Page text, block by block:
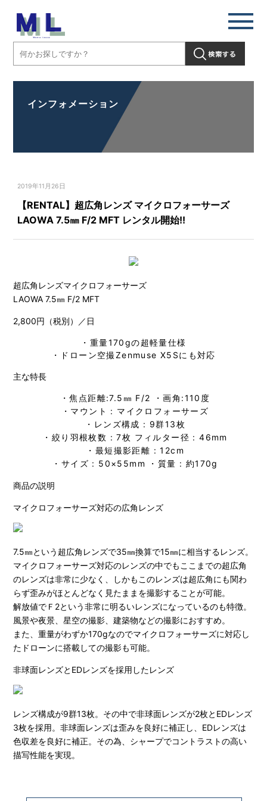
インフォメーション
2019年11月26日
【RENTAL】超広角レンズ マイクロフォーサーズ
LAOWA 7.5㎜ F/2 MFT レンタル開始!!
超広角レンズマイクロフォーサーズ
LAOWA 7.5㎜ F/2 MFT
2,800円（税別）／日
・重量170gの超軽量仕様
・ドローン空撮Zenmuse X5Sにも対応
主な特長
・焦点距離:7.5㎜ F/2 ・画角:110度
・マウント : マイクロフォーサーズ
・レンズ構成 : 9群13枚
・絞り羽根枚数 : 7枚 フィルター径 : 46mm
・最短撮影距離 : 12cm
・サイズ : 50×55mm ・質量 : 約170g
商品の説明
マイクロフォーサーズ対応の広角レンズ
7.5㎜という超広角レンズで35㎜換算で15㎜に相当するレンズ。
マイクロフォーサーズ対応のレンズの中でもここまでの超広角
のレンズは非常に少なく、しかもこのレンズは超広角にも関わ
らず歪みがほとんどなく見たままを撮影することが可能。
解放値でＦ2という非常に明るいレンズになっているのも特徴。
風景や夜景、星空の撮影、建築物などの撮影におすすめ。
また、重量がわずか170gなのでマイクロフォーサーズに対応し
たドローンに搭載しての撮影も可能。
非球面レンズとEDレンズを採用したレンズ
レンズ構成が9群13枚。その中で非球面レンズが2枚とEDレンズ
3枚を採用。非球面レンズは歪みを良好に補正し、EDレンズは
色収差を良好に補正。その為、シャープでコントラストの高い
描写性能を実現。